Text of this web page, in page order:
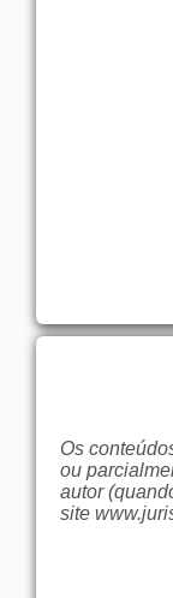
Os
ou
autor
site